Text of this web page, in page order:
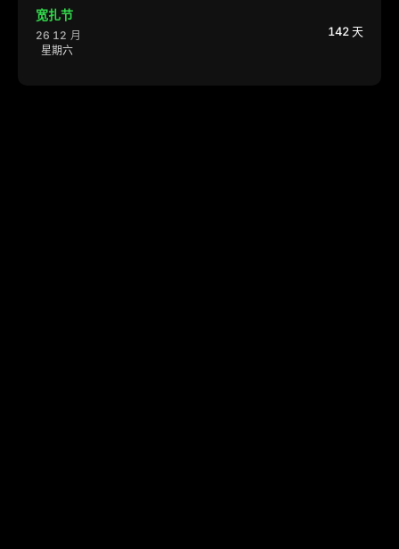
26 12 月
星期六
宽扎节
142 天